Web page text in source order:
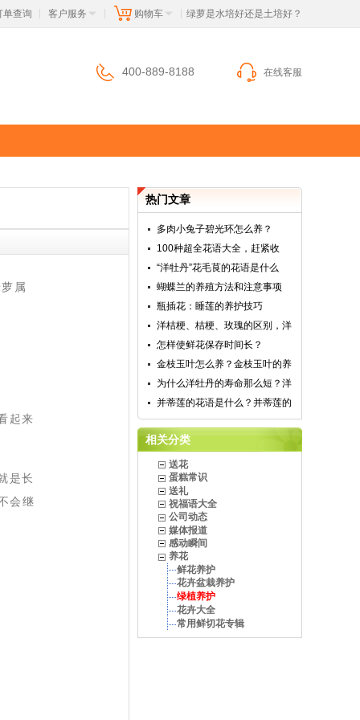
单查询 客户服务 购物车 绿萝是水培好还是土培好？
400-889-8188 在线客服
属
起来
是长
会继
热门文章
多肉小兔子碧光环怎么养？
100种超全花语大全，赶紧收
“洋牡丹”花毛茛的花语是什么
蝴蝶兰的养殖方法和注意事项
瓶插花：睡莲的养护技巧
洋桔梗、桔梗、玫瑰的区别，洋
怎样使鲜花保存时间长？
金枝玉叶怎么养？金枝玉叶的养
为什么洋牡丹的寿命那么短？洋
并蒂莲的花语是什么？并蒂莲的
相关分类
送花
蛋糕常识
送礼
祝福语大全
公司动态
媒体报道
感动瞬间
养花
鲜花养护
花卉盆栽养护
绿植养护
花卉大全
常用鲜切花专辑